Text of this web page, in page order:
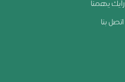
رأيك يهمنا
اتصل بنا